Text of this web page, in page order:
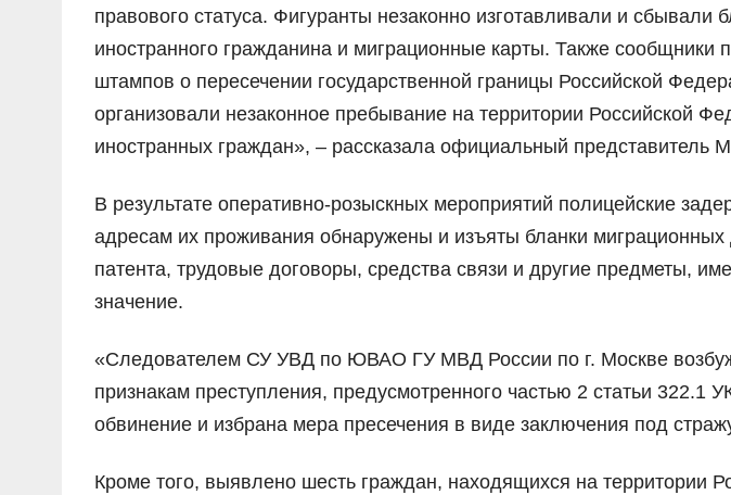
правового статуса. Фигуранты незаконно изготавливали и сбывали
иностранного гражданина и миграционные карты. Также сообщники
штампов о пересечении государственной границы Российской
организовали незаконное пребывание на территории Российской
иностранных граждан», – рассказала официальный представитель
В результате оперативно-розыскных мероприятий полицейские
адресам их проживания обнаружены и изъяты бланки миграционных
патента, трудовые договоры, средства связи и другие предметы,
значение.
«Следователем СУ УВД по ЮВАО ГУ МВД России по г. Москве
признакам преступления, предусмотренного частью 2 статьи 322.1
обвинение и избрана мера пресечения в виде заключения под
Кроме того, выявлено шесть граждан, находящихся на территории